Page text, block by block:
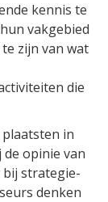
kennis te
vakgebied
zijn van wat
die
plaatsten in
opinie van
bij strategie-
denken